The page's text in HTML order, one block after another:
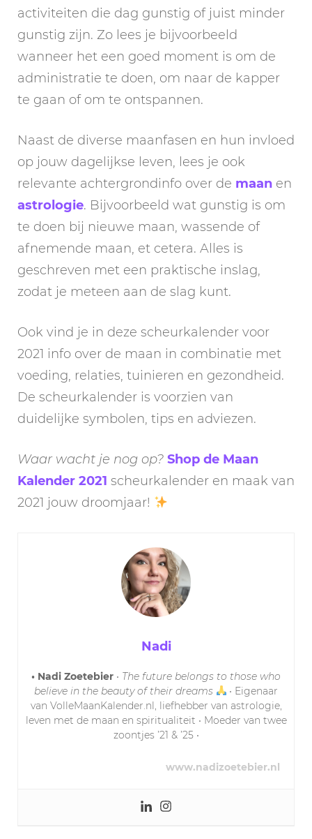
activiteiten die dag gunstig of juist minder
gunstig zijn. Zo lees je bijvoorbeeld
wanneer het een goed moment is om de
administratie te doen, om naar de kapper
te gaan of om te ontspannen.
Naast de diverse maanfasen en hun invloed
op jouw dagelijkse leven, lees je ook
relevante achtergrondinfo over de maan en
astrologie. Bijvoorbeeld wat gunstig is om
te doen bij nieuwe maan, wassende of
afnemende maan, et cetera. Alles is
geschreven met een praktische inslag,
zodat je meteen aan de slag kunt.
Ook vind je in deze scheurkalender voor
2021 info over de maan in combinatie met
voeding, relaties, tuinieren en gezondheid.
De scheurkalender is voorzien van
duidelijke symbolen, tips en adviezen.
Waar wacht je nog op? Shop de Maan
Kalender 2021 scheurkalender en maak van
2021 jouw droomjaar!
Nadi
• Nadi Zoetebier • The future belongs to those who
believe in the beauty of their dreams
• Eigenaar
van VolleMaanKalender.nl, liefhebber van astrologie,
leven met de maan en spiritualiteit • Moeder van twee
zoontjes ’21 & ’25 •
www.nadizoetebier.nl